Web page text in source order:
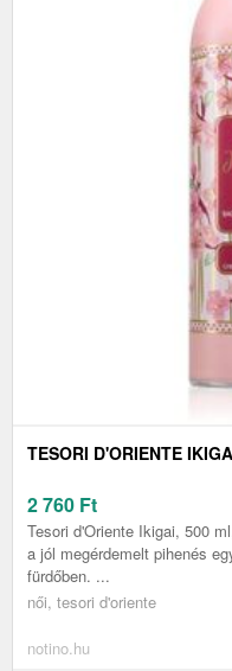
TESORI D'ORIENTE
2 760 Ft
Tesori d'Oriente Ikigai, 500
a jól megérdemelt pihenés
fürdőben. ...
női, tesori d'oriente
notino.hu